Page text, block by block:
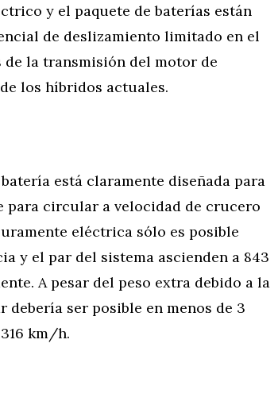
y el paquete de baterías están
de deslizamiento limitado en el
la transmisión del motor de
los híbridos actuales.
está claramente diseñada para
para circular a velocidad de crucero
eléctrica sólo es posible
y el par del sistema ascienden a 843
A pesar del peso extra debido a la
ser posible en menos de 3
km/h.